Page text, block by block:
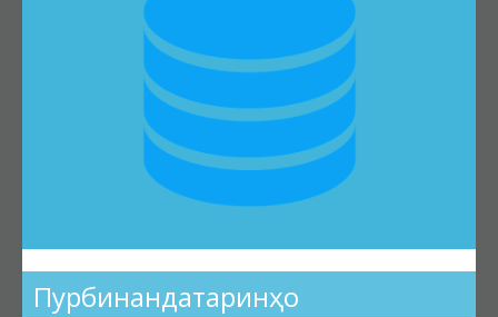
Пурбинандатаринҳо